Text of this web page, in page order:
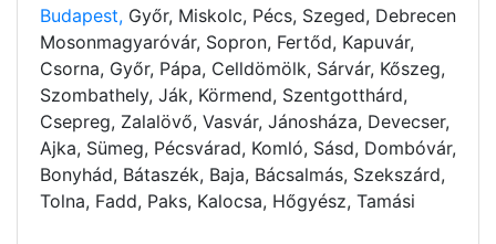
Budapest, Győr, Miskolc, Pécs, Szeged, Debrecen
Mosonmagyaróvár, Sopron, Fertőd, Kapuvár,
Csorna, Győr, Pápa, Celldömölk, Sárvár, Kőszeg,
Szombathely, Ják, Körmend, Szentgotthárd,
Csepreg, Zalalövő, Vasvár, Jánosháza, Devecser,
Ajka, Sümeg, Pécsvárad, Komló, Sásd, Dombóvár,
Bonyhád, Bátaszék, Baja, Bácsalmás, Szekszárd,
Tolna, Fadd, Paks, Kalocsa, Hőgyész, Tamási